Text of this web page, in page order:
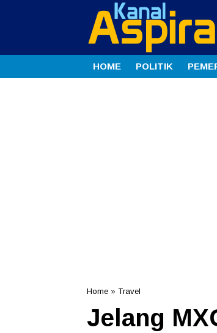
HOME POLITIK
Home » Travel
Jelang